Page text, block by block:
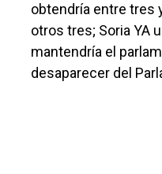
obtendría entre tres
otros tres; Soria YA
mantendría el
desaparecer del